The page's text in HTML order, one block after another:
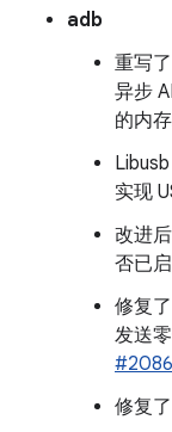
adb
重写
异步
的内
实现
改进
否已启
修复
发送
修复